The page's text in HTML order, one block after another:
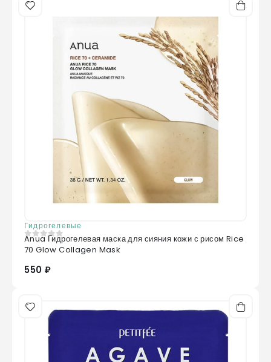
Гидрогелевые
0из 5
Anua Гидрогелевая маска для сияния кожи с рисом Rice
70 Glow Collagen Mask
550 ₽